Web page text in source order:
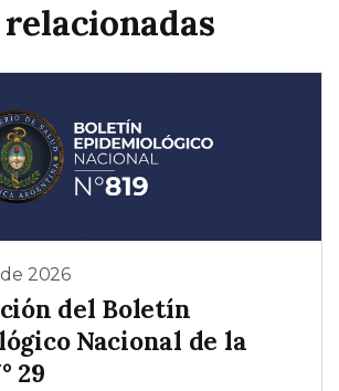
2026
del Boletín
Nacional de la
29